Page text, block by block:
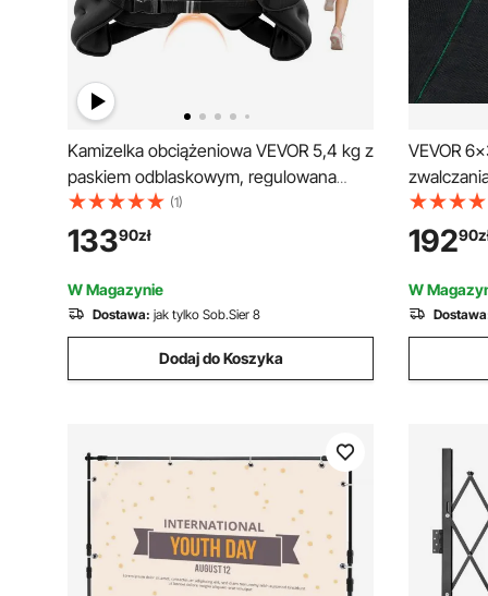
Kamizelka obciążeniowa VEVOR 5,4 kg z
paskiem odblaskowym, regulowana
klamra, kamizelka z obciążeniem dla
mężczyzn i kobiet, sprzęt treningowy do
treningu siłowego, biegania, fitnessu i
odchudzania
(1)
13390zł
W Magazynie
Dostawa: jak tylko Sob.Sier 8
Dodaj do Koszyka
VEVOR
włóknina
włóknina
rozdarcia
19290
W